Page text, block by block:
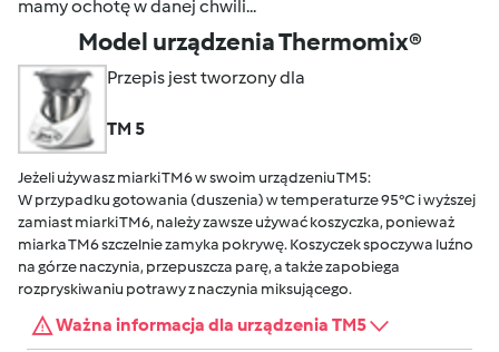
mamy ochotę w danej chwili...
Model urządzenia Thermomix®
Przepis jest tworzony dla
TM 5
Jeżeli używasz miarki TM6 w swoim urządzeniu TM5:
W przypadku gotowania (duszenia) w temperaturze 95°C i wyższej
zamiast miarki TM6, należy zawsze używać koszyczka, ponieważ
miarka TM6 szczelnie zamyka pokrywę. Koszyczek spoczywa luźno
na górze naczynia, przepuszcza parę, a także zapobiega
rozpryskiwaniu potrawy z naczynia miksującego.
Ważna informacja dla urządzenia TM5